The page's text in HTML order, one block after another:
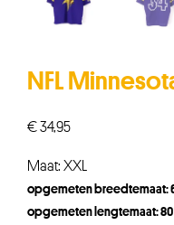
NFL
€34,95
Maat: XXL
opgemeten breedtemaat:
opgemeten lengtemaat: